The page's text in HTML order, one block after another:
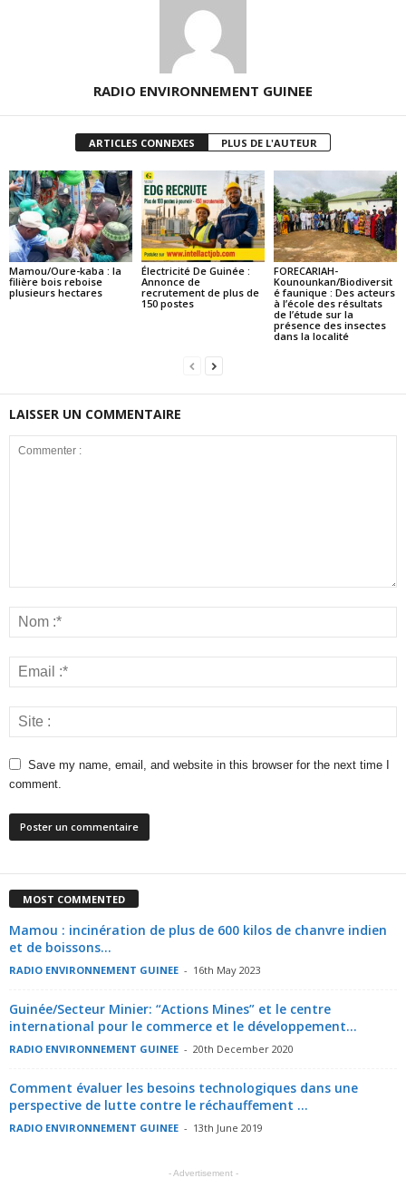
RADIO ENVIRONNEMENT GUINEE
ARTICLES CONNEXES PLUS DE L'AUTEUR
Mamou/Oure-kaba : la
filière bois reboise
plusieurs hectares
Électricité De Guinée :
Annonce de
recrutement de plus de
150 postes
FORECARIAH-
Kounounkan/Biodiversit
é faunique : Des acteurs
à l’école des résultats
de l’étude sur la
présence des insectes
dans la localité
LAISSER UN COMMENTAIRE
Save my name, email, and website in this browser for the next time I
comment.
MOST COMMENTED
Mamou : incinération de plus de 600 kilos de chanvre indien
et de boissons...
RADIO ENVIRONNEMENT GUINEE - 16th May 2023
Guinée/Secteur Minier: “Actions Mines” et le centre
international pour le commerce et le développement...
RADIO ENVIRONNEMENT GUINEE - 20th December 2020
Comment évaluer les besoins technologiques dans une
perspective de lutte contre le réchauffement ...
RADIO ENVIRONNEMENT GUINEE - 13th June 2019
- Advertisement -